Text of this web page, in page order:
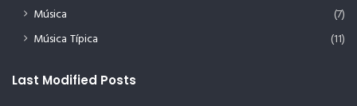
Música
(7)
Música Típica
(11)
Last Modified Posts